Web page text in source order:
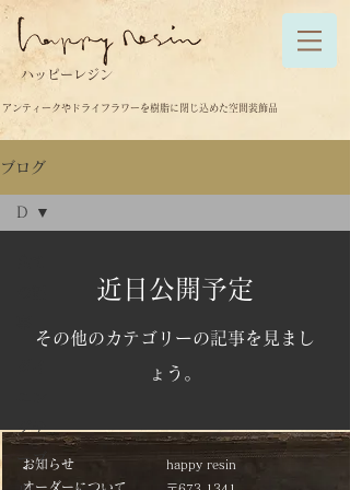
ハッピーレジン
アンティークやドライフラワーを樹脂に閉じ込めた空間装飾品
ブログ
グテ
ーブ
D
近日公開予定
その他のカテゴリーの記事を見まし
ょう。
お知らせ
オーダーについて
happy resin